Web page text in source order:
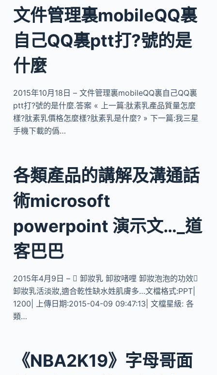
文件管理裏mobileQQ裏
自己QQ裏ptt打?號的是
什麼
2015年10月18日 – 文件管理裏mobileQQ裏自己QQ裏
ptt打?號的是什麼.答案 « 上一篇:肽素乳產品質量怎麼
樣?肽素乳價格怎麼樣?肽素乳是什麼? » 下一篇:我三星
手機下載的僞…
各類產品的講解及溝通話
術microsoft
powerpoint 演示文…_道
客巴巴
2015年4月9日 –  卸妝乳 卸妝啫哩 卸妝泡泡的功效
卸妝乳活淡妝,適合乾性缺水姓肌膚多…文檔格式:PPT|
1200| 上傳日期:2015-04-09 09:47:13| 文檔星級: 各
類…
《NBA2K19》字母哥面